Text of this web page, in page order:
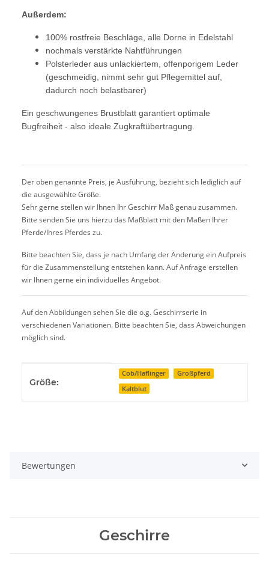
Außerdem:
100% rostfreie Beschläge, alle Dorne in Edelstahl
nochmals verstärkte Nahtführungen
Polsterleder aus unlackiertem, offenporigem Leder
(geschmeidig, nimmt sehr gut Pflegemittel auf,
dadurch noch belastbarer)
Ein geschwungenes Brustblatt garantiert optimale
Bugfreiheit - also ideale Zugkraftübertragung.
Der oben genannte Preis, je Ausführung, bezieht sich lediglich auf
die ausgewählte Größe.
Sehr gerne stellen wir Ihnen Ihr Geschirr Maß genau zusammen.
Bitte senden Sie uns hierzu das Maßblatt mit den Maßen Ihrer
Pferde/Ihres Pferdes zu.
Bitte beachten Sie, dass je nach Umfang der Änderung ein Aufpreis
für die Zusammenstellung entstehen kann. Auf Anfrage erstellen
wir Ihnen gerne ein individuelles Angebot.
Auf den Abbildungen sehen Sie die o.g. Geschirrserie in
verschiedenen Variationen. Bitte beachten Sie, dass Abweichungen
möglich sind.
Größe:
Cob/Haflinger
Großpferd
Kaltblut
Bewertungen
Geschirre